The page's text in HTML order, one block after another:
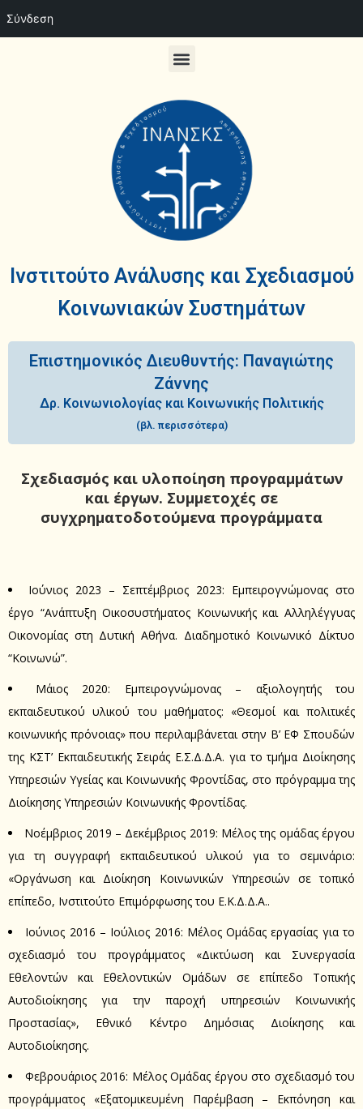
Ινστιτούτο Ανάλυσης και Σχεδιασμού
Κοινωνιακών Συστημάτων
Επιστημονικός Διευθυντής: Παναγιώτης
Ζάννης
Δρ. Κοινωνιολογίας και Κοινωνικής Πολιτικής
(βλ. περισσότερα)
Σχεδιασμός και υλοποίηση προγραμμάτων
και έργων. Συμμετοχές σε
συγχρηματοδοτούμενα προγράμματα
Ιούνιος 2023 – Σεπτέμβριος 2023: Εμπειρογνώμονας στο
έργο “Ανάπτυξη Οικοσυστήματος Κοινωνικής και Αλληλέγγυας
Οικονομίας στη Δυτική Αθήνα. Διαδημοτικό Κοινωνικό Δίκτυο
“Κοινωνώ”.
Μάιος 2020: Εμπειρογνώμονας – αξιολογητής του
εκπαιδευτικού υλικού του μαθήματος: «Θεσμοί και πολιτικές
κοινωνικής πρόνοιας» που περιλαμβάνεται στην Β’ ΕΦ Σπουδών
της ΚΣΤ’ Εκπαιδευτικής Σειράς Ε.Σ.Δ.Δ.Α. για το τμήμα Διοίκησης
Υπηρεσιών Υγείας και Κοινωνικής Φροντίδας, στο πρόγραμμα της
Διοίκησης Υπηρεσιών Κοινωνικής Φροντίδας.
Νοέμβριος 2019 – Δεκέμβριος 2019: Μέλος της ομάδας έργου
για τη συγγραφή εκπαιδευτικού υλικού για το σεμινάριο:
«Οργάνωση και Διοίκηση Κοινωνικών Υπηρεσιών σε τοπικό
επίπεδο, Ινστιτούτο Επιμόρφωσης του Ε.Κ.Δ.Δ.Α..
Ιούνιος 2016 – Ιούλιος 2016: Μέλος Ομάδας εργασίας για το
σχεδιασμό του προγράμματος «Δικτύωση και Συνεργασία
Εθελοντών και Εθελοντικών Ομάδων σε επίπεδο Τοπικής
Αυτοδιοίκησης για την παροχή υπηρεσιών Κοινωνικής
Προστασίας», Εθνικό Κέντρο Δημόσιας Διοίκησης και
Αυτοδιοίκησης.
Φεβρουάριος 2016: Μέλος Ομάδας έργου στο σχεδιασμό του
προγράμματος «Εξατομικευμένη Παρέμβαση – Εκπόνηση και
Σύνδεση